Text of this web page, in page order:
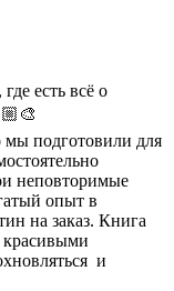
есть всё о
мы подготовили для
неповторимые
опыт в
на заказ. Книга
красивыми
и